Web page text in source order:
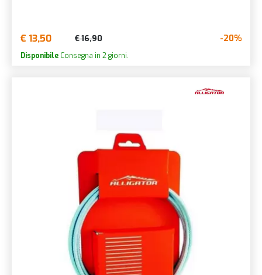
€ 13,50 € 16,90 -20%
Disponibile Consegna in 2 giorni.